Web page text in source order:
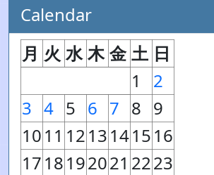
Calendar
月 火 水 木 金 土 日
1
2
3 4 5 6 7 8 9
1011 1213141516
1718192021 2223